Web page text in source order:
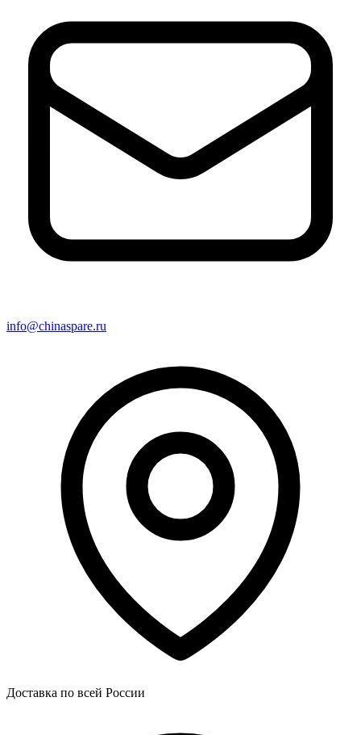
info@chinaspare.ru
Доставка по всей России